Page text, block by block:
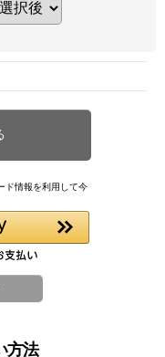
ド情報を利用して今
方法